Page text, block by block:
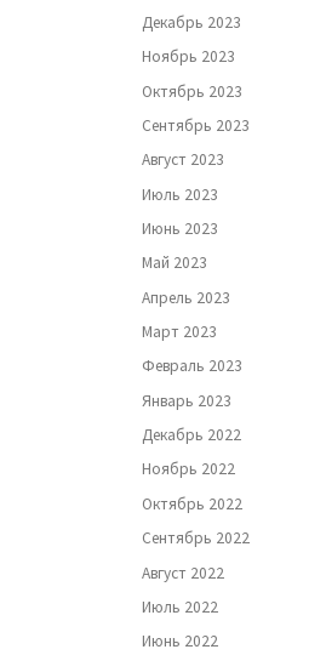
Декабрь 2023
Ноябрь 2023
Октябрь 2023
Сентябрь 2023
Август 2023
Июль 2023
Июнь 2023
Май 2023
Апрель 2023
Март 2023
Февраль 2023
Январь 2023
Декабрь 2022
Ноябрь 2022
Октябрь 2022
Сентябрь 2022
Август 2022
Июль 2022
Июнь 2022